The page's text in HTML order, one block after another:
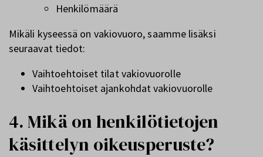
Henkilömäärä
Mikäli kyseessä on vakiovuoro, saamme lisäksi
seuraavat tiedot:
Vaihtoehtoiset tilat vakiovuorolle
Vaihtoehtoiset ajankohdat vakiovuorolle
4. Mikä on henkilötietojen
käsittelyn oikeusperuste?